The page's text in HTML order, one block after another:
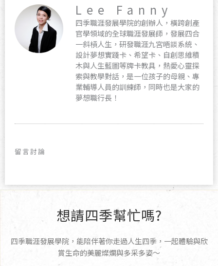
Lee Fanny
四季職涯發展學院的創辦人，橫跨創產
官學領域的全球職涯發展師，發展四合
一斜槓人生，研發職涯九宮晤談系統、
設計夢想實踐卡、希望卡、自創思維積
木與人生藍圖等牌卡教具，熱愛心靈探
索與教學對話，是一位孩子的母親、專
業輔導人員的訓練師，同時也是大家的
夢想職行長！
留言討論
想請四季幫忙嗎?
四季職涯發展學院，能陪伴著你走過人生四季，一起體驗與欣
賞生命的美麗燦爛與多采多姿〜